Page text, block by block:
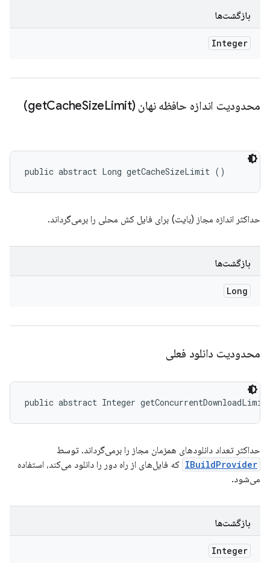
بازگشت‌ها
Integer
محدودیت اندازه حافظه نهان (get CacheSizeLimit)
public abstract Long getCacheSizeLimit ()
حداکثر اندازه مجاز (بایت) برای فایل کش محلی را برمی‌گرداند.
بازگشت‌ها
Long
محدودیت دانلود فعلی
public abstract Integer
حداکثر تعداد دانلودهای همزمان مجاز را برمی‌گرداند. توسط
IBuildProvider که فایل‌های از راه دور را دانلود می‌کند، استفاده
می‌شود.
بازگشت‌ها
Integer